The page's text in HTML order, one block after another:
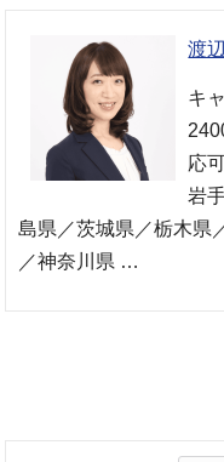
渡
キ
応
岩
島県／茨城県／栃木県
／神奈川県 …